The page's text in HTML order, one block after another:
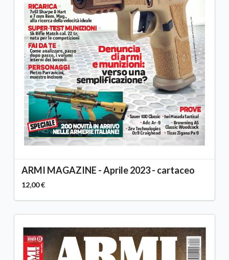
ARMI MAGAZINE - Aprile 2023 - cartaceo
12,00 €